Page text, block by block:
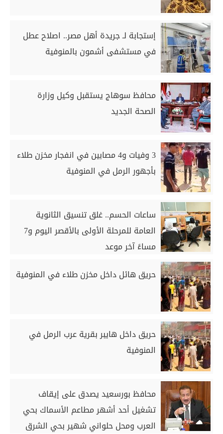
إستجابة لـ جريدة أهل مصر.. اصلاح عطل
في مستشفى أشمون بالمنوفية
محافظ سوهاج يستقبل وكيل وزارة
الصحة الجديد
3 وفيات و4 مصابين في انفجار مخزن طلاء
بأجهور الرمل في المنوفية
ساعات الحسم.. غلق تنسيق الثانوية
العامة للمرحلة الأولى بالأقصر اليوم و7
مساءً آخر موعد
حريق هائل داخل مخزن طلاء في المنوفية
حريق داخل هايبر بقرية عرب الرمل في
المنوفية
محافظ بورسعيد يصدق على إيقاف
تشغيل أحد أشهر مطاعم الأسماك بحي
العرب ومحل حلواني شهير بحي الشرق